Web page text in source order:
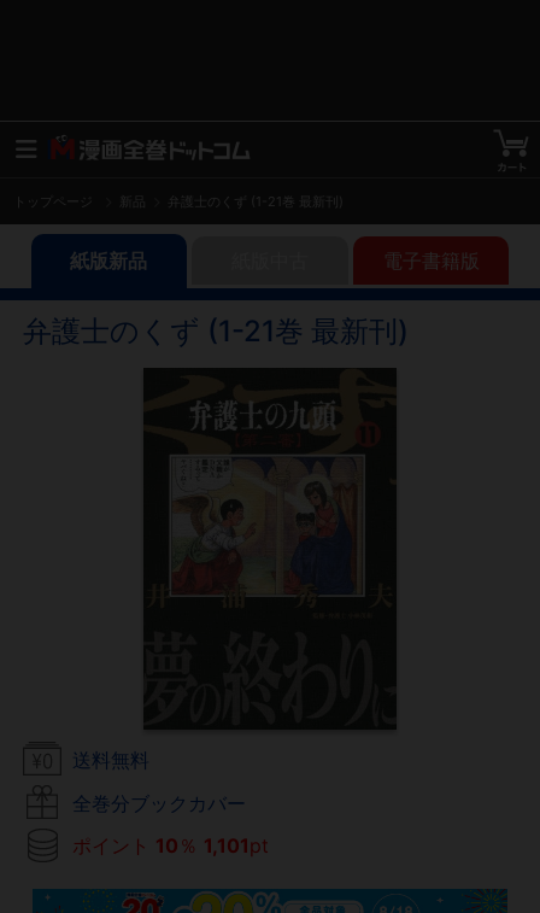
トップページ 弁護士のくず (1-21巻 最新刊)
紙版新品 電子書籍版
弁護士のくず (1-21巻 最新刊)
送料無料
全巻分ブックカバー
ポイント 10 ％ 1,101pt